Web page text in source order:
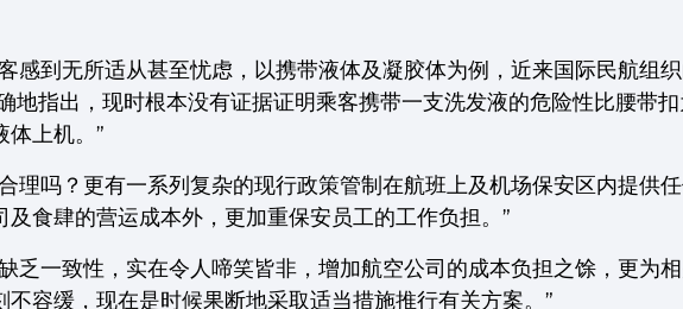
感到无所适从甚至忧虑，以携带液体及凝胶体为例，近来国际民航组
地指出，现时根本没有证据证明乘客携带一支洗发液的危险性比腰带
体上机。”
理吗？更有一系列复杂的现行政策管制在航班上及机场保安区内提供
食肆的营运成本外，更加重保安员工的工作负担。”
乏一致性，实在令人啼笑皆非，增加航空公司的成本负担之馀，更为
容缓，现在是时候果断地采取适当措施推行有关方案。”